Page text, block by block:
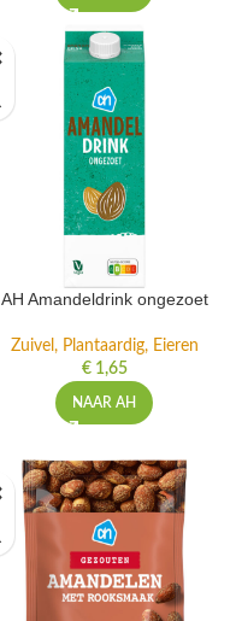
AH Amandeldrink ongezoet
Zuivel, Plantaardig, Eieren
€1,65
NAAR AH